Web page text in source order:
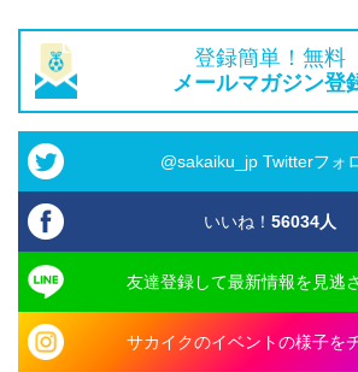
登録簡単！無料
メールマガジン登
@sakaiku_jp Twitterフォ
いいね！ 56034人
友達登録して最新情報を見逃
サカイクのイベントの様子を